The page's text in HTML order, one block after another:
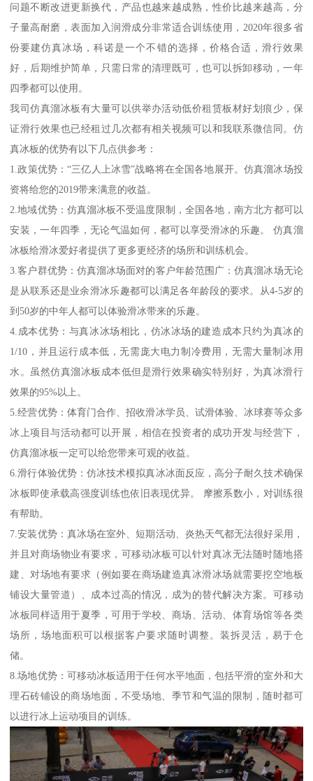
问题不断改进更新换代，产品也越来越成熟，性价比越来越高，分
子量高耐磨，表面加入润滑成分非常适合训练使用，2020年很多省
份要建仿真冰场，科诺是一个不错的选择，价格合适，滑行效果
好，后期维护简单，只需日常的清理既可，也可以拆卸移动，一年
四季都可以使用。
我司仿真溜冰板有大量可以供举办活动低价租赁板材好划痕少，保
证滑行效果也已经租过几次都有相关视频可以和我联系微信同。仿
真冰板的优势有以下几点供参考：
1.政策优势：“三亿人上冰雪”战略将在全国各地展开。仿真溜冰场投
资将给您的2019带来满意的收益。
2.地域优势：仿真溜冰板不受温度限制，全国各地，南方北方都可以
安装，一年四季，无论气温如何，都可以享受滑冰的乐趣。 仿真溜
冰板给滑冰爱好者提供了更多更经济的场所和训练机会。
3.客户群优势：仿真溜冰场面对的客户年龄范围广：仿真溜冰场无论
是从联系还是业余滑冰乐趣都可以满足各年龄段的要求。从4-5岁的
到50岁的中年人都可以体验滑冰带来的乐趣。
4.成本优势：与真冰冰场相比，仿冰冰场的建造成本只约为真冰的
1/10，并且运行成本低，无需庞大电力制冷费用，无需大量制冰用
水。虽然仿真溜冰板成本低但是滑行效果确实特别好，为真冰滑行
效果的95%以上。
5.经营优势：体育门合作、招收滑冰学员、试滑体验、冰球赛等众多
冰上项目与活动都可以开展，相信在投资者的成功开发与经营下，
仿真溜冰板一定可以给您带来可观的收益。
6.滑行体验优势：仿冰技术模拟真冰冰面反应，高分子耐久技术确保
冰板即使承载高强度训练也依旧表现优异。 摩擦系数小，对训练很
有帮助。
7.安装优势：真冰场在室外、短期活动、炎热天气都无法很好采用，
并且对商场物业有要求，可移动冰板可以针对真冰无法随时随地搭
建、对场地有要求（例如要在商场建造真冰滑冰场就需要挖空地板
铺设大量管道）、成本过高的情况，成为的替代解决方案。可移动
冰板同样适用于夏季，可用于学校、商场、活动、体育场馆等各类
场所，场地面积可以根据客户要求随时调整。装拆灵活，易于仓
储。
8.场地优势：可移动冰板适用于任何水平地面，包括平滑的室外和大
理石砖铺设的商场地面，不受场地、季节和气温的限制，随时都可
以进行冰上运动项目的训练。